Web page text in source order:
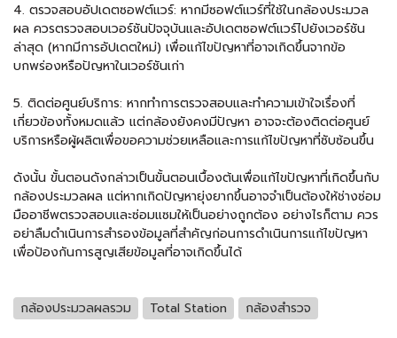
4. ตรวจสอบอัปเดตซอฟต์แวร์: หากมีซอฟต์แวร์ที่ใช้ในกล้องประมวล
ผล ควรตรวจสอบเวอร์ชันปัจจุบันและอัปเดตซอฟต์แวร์ไปยังเวอร์ชัน
ล่าสุด (หากมีการอัปเดตใหม่) เพื่อแก้ไขปัญหาที่อาจเกิดขึ้นจากข้อ
บกพร่องหรือปัญหาในเวอร์ชันเก่า
5. ติดต่อศูนย์บริการ: หากทำการตรวจสอบและทำความเข้าใจเรื่องที่
เกี่ยวข้องทั้งหมดแล้ว แต่กล้องยังคงมีปัญหา อาจจะต้องติดต่อศูนย์
บริการหรือผู้ผลิตเพื่อขอความช่วยเหลือและการแก้ไขปัญหาที่ซับซ้อนขึ้น
ดังนั้น ขั้นตอนดังกล่าวเป็นขั้นตอนเบื้องต้นเพื่อแก้ไขปัญหาที่เกิดขึ้นกับ
กล้องประมวลผล แต่หากเกิดปัญหายุ่งยากขึ้นอาจจำเป็นต้องให้ช่างซ่อม
มืออาชีพตรวจสอบและซ่อมแซมให้เป็นอย่างถูกต้อง อย่างไรก็ตาม ควร
อย่าลืมดำเนินการสำรองข้อมูลที่สำคัญก่อนการดำเนินการแก้ไขปัญหา
เพื่อป้องกันการสูญเสียข้อมูลที่อาจเกิดขึ้นได้
กล้องประมวลผลรวม Total Station กล้องสำรวจ